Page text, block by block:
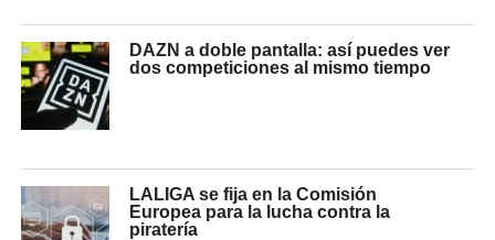
DAZN a doble pantalla: así puedes ver
dos competiciones al mismo tiempo
LALIGA se fija en la Comisión
Europea para la lucha contra la
piratería